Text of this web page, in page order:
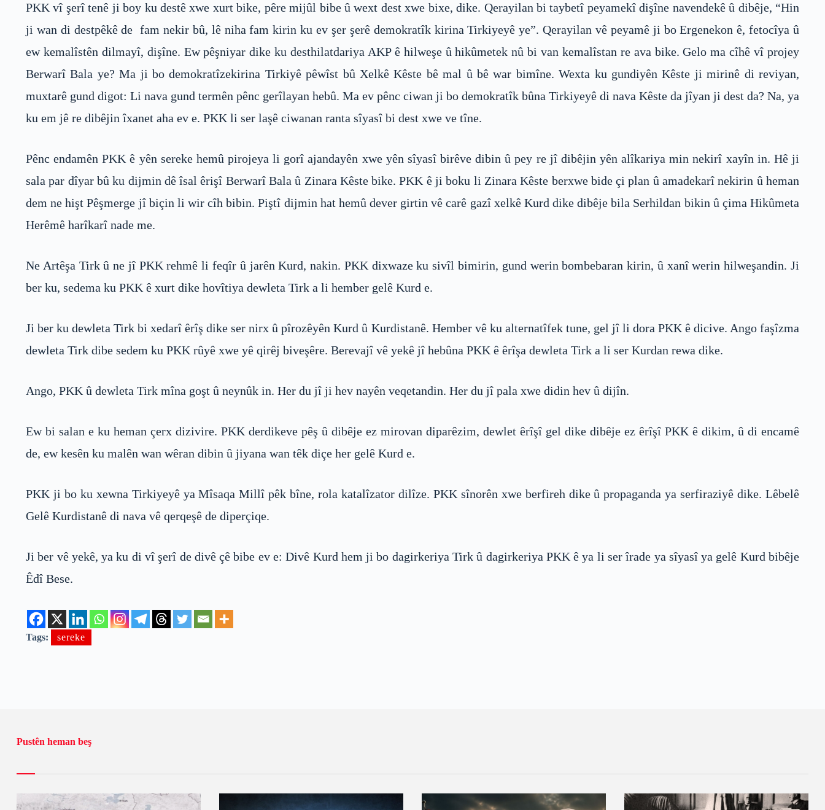
PKK vî şerî tenê ji boy ku destê xwe xurt bike, pêre mijûl bibe û wext dest xwe bixe, dike. Qerayilan bi taybetî peyamekî dişîne navendekê û dibêje, “Hin
ji wan di destpêkê de fam nekir bû, lê niha fam kirin ku ev şer şerê demokratîk kirina Tirkiyeyê ye”. Qerayilan vê peyamê ji bo Ergenekon ê, fetocîya û
ew kemalîstên dilmayî, dişîne. Ew pêşniyar dike ku desthilatdariya AKP ê hilweşe û hikûmetek nû bi van kemalîstan re ava bike. Gelo ma cîhê vî projey
Berwarî Bala ye? Ma ji bo demokratîzekirina Tirkiyê pêwîst bû Xelkê Kêste bê mal û bê war bimîne. Wexta ku gundiyên Kêste ji mirinê di reviyan,
muxtarê gund digot: Li nava gund termên pênc gerîlayan hebû. Ma ev pênc ciwan ji bo demokratîk bûna Tirkiyeyê di nava Kêste da jîyan ji dest da? Na, ya
ku em jê re dibêjin îxanet aha ev e. PKK li ser laşê ciwanan ranta sîyasî bi dest xwe ve tîne.
Pênc endamên PKK ê yên sereke hemû pirojeya li gorî ajandayên xwe yên sîyasî birêve dibin û pey re jî dibêjin yên alîkariya min nekirî xayîn in. Hê ji
sala par dîyar bû ku dijmin dê îsal êrişî Berwarî Bala û Zinara Kêste bike. PKK ê ji boku li Zinara Kêste berxwe bide çi plan û amadekarî nekirin û heman
dem ne hişt Pêşmerge jî biçin li wir cîh bibin. Piştî dijmin hat hemû dever girtin vê carê gazî xelkê Kurd dike dibêje bila Serhildan bikin û çima Hikûmeta
Herêmê harîkarî nade me.
Ne Artêşa Tirk û ne jî PKK rehmê li feqîr û jarên Kurd, nakin. PKK dixwaze ku sivîl bimirin, gund werin bombebaran kirin, û xanî werin hilweşandin. Ji
ber ku, sedema ku PKK ê xurt dike hovîtiya dewleta Tirk a li hember gelê Kurd e.
Ji ber ku dewleta Tirk bi xedarî êrîş dike ser nirx û pîrozêyên Kurd û Kurdistanê. Hember vê ku alternatîfek tune, gel jî li dora PKK ê dicive. Ango faşîzma
dewleta Tirk dibe sedem ku PKK rûyê xwe yê qirêj biveşêre. Berevajî vê yekê jî hebûna PKK ê êrîşa dewleta Tirk a li ser Kurdan rewa dike.
Ango, PKK û dewleta Tirk mîna goşt û neynûk in. Her du jî ji hev nayên veqetandin. Her du jî pala xwe didin hev û dijîn.
Ew bi salan e ku heman çerx dizivire. PKK derdikeve pêş û dibêje ez mirovan diparêzim, dewlet êrîşî gel dike dibêje ez êrîşî PKK ê dikim, û di encamê
de, ew kesên ku malên wan wêran dibin û jiyana wan têk diçe her gelê Kurd e.
PKK ji bo ku xewna Tirkiyeyê ya Mîsaqa Millî pêk bîne, rola katalîzator dilîze. PKK sînorên xwe berfireh dike û propaganda ya serfiraziyê dike. Lêbelê
Gelê Kurdistanê di nava vê qerqeşê de diperçiqe.
Ji ber vê yekê, ya ku di vî şerî de divê çê bibe ev e: Divê Kurd hem ji bo dagirkeriya Tirk û dagirkeriya PKK ê ya li ser îrade ya sîyasî ya gelê Kurd bibêje
Êdî Bese.
Tags: sereke
Pustên heman beş